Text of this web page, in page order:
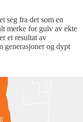
seg fra det som en
merke for gulv av ekte
et resultat av
generasjoner og dypt